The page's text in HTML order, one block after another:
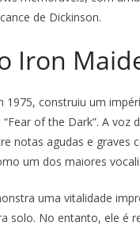
de Dickinson.
Iron
1975, construiu um
of the Dark”. A
notas agudas e graves
um dos maiores
uma vitalidade
solo. No entanto, ele é